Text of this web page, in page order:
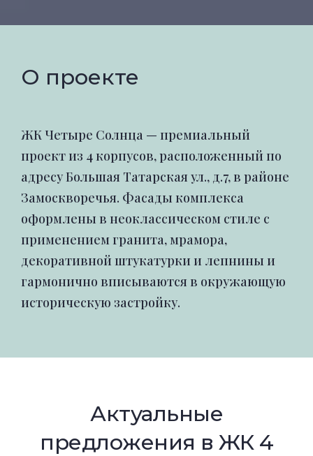
О проекте
ЖК Четыре Солнца — премиальный
проект из 4 корпусов, расположенный по
адресу Большая Татарская ул., д.7, в районе
Замоскворечья. Фасады комплекса
оформлены в неоклассическом стиле с
применением гранита, мрамора,
декоративной штукатурки и лепнины и
гармонично вписываются в окружающую
историческую застройку.
Актуальные
предложения в ЖК 4